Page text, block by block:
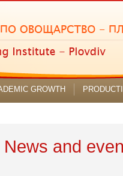
GROWTH
News and